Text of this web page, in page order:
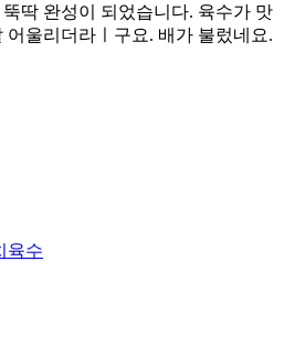
딱 완성이 되었습니다. 육수가 맛
어울리더라ㅣ구요. 배가 불렀네요.
육수